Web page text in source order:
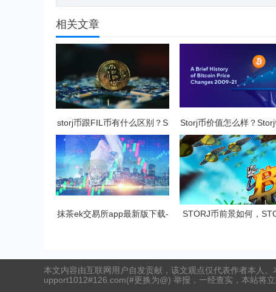
相关文章
storj币跟FIL币有什么区别？S
TORJ币还有赚钱空间吗?
Storj币价值怎么样？
能挖几个币？
抹茶ek交易所app最新版下载-
STORJ币前景如何，
本文内容由互联网用户自发贡献，该文观点仅代表作者本人
upport1012#126.com(#更换为@) 举报，一经查实，本站将立